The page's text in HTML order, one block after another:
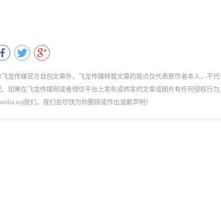
龙传媒官方自创文章外，飞龙传媒转载文章的观点仅代表原作者本人，不代
如果在飞龙传媒网或者微信平台上发布或转发的文章或图片有任何侵权行为
我们，我们会尽快为你删除或作出道歉声明！